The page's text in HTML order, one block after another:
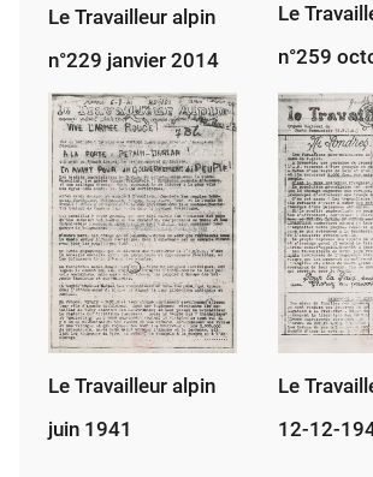
Le Travailleur alpin
n°229 janvier 2014
Le
n°259
Le Travailleur alpin
juin 1941
Le
12-12-